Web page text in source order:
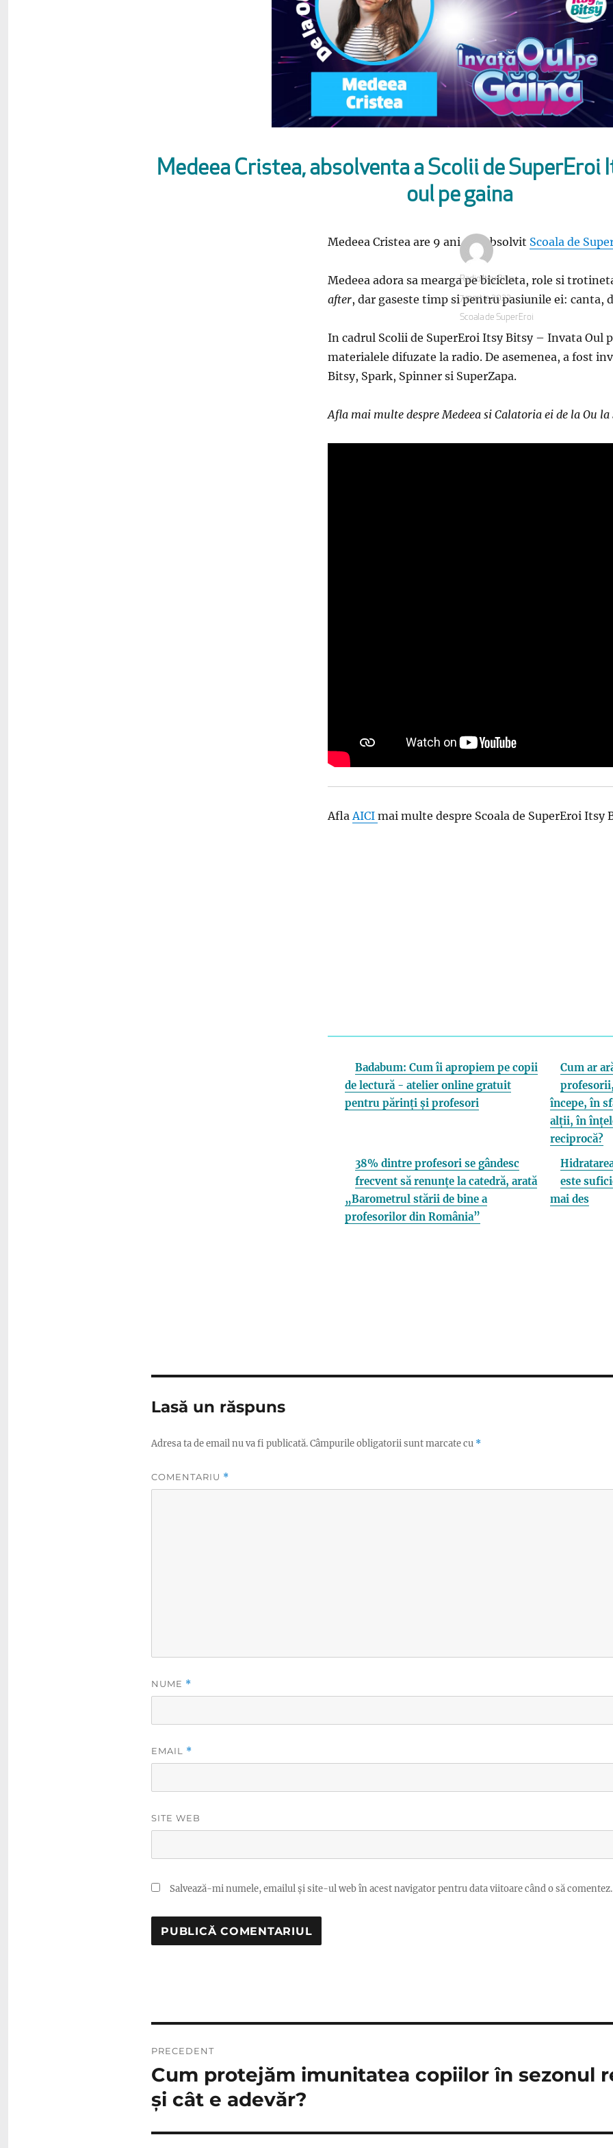
Medeea Cristea, absolventa a Scolii de SuperEroi
oul pe gaina
Medeea Cristea are 9 ani si a absolvit Scoala de
Medeea adora sa mearga pe bicicleta, role si
after, dar gaseste timp si pentru pasiunile ei: canta,
In cadrul Scolii de SuperEroi Itsy Bitsy – Invata Oul
materialele difuzate la radio. De asemenea, a fost
Bitsy, Spark, Spinner si SuperZapa.
Afla mai multe despre Medeea si Calatoria ei de la Ou
AflaAICI mai multe despre Scoala de SuperEroi Itsy
Badabum: Cum îi apropiem pe copii
de lectură - atelier online gratuit
pentru părinți și profesori
Cum ar
începe, în
alții, în
reciprocă?
38% dintre profesori se gândesc
frecvent să renunțe la catedră, arată
„Barometrul stării de bine a
profesorilor din România”
este
mai des
Autor
Radio Itsy Bitsy
Publicat
pe
7 martie 2022
Categorii
Scoala de SuperEroi
Lasă un răspuns
Adresa ta de email nu va fi publicată.Câmpurile obligatorii sunt marcate cu *
COMENTARIU *
NUME *
EMAIL *
SITE WEB
Salvează-mi numele, emailul și site-ul web în acest navigator pentru data viitoare când o să comentez.
în
articole
PRECEDENT
Articolul
anterior:
Cum protejăm imunitatea copiilor în sezonul
și cât e adevăr?